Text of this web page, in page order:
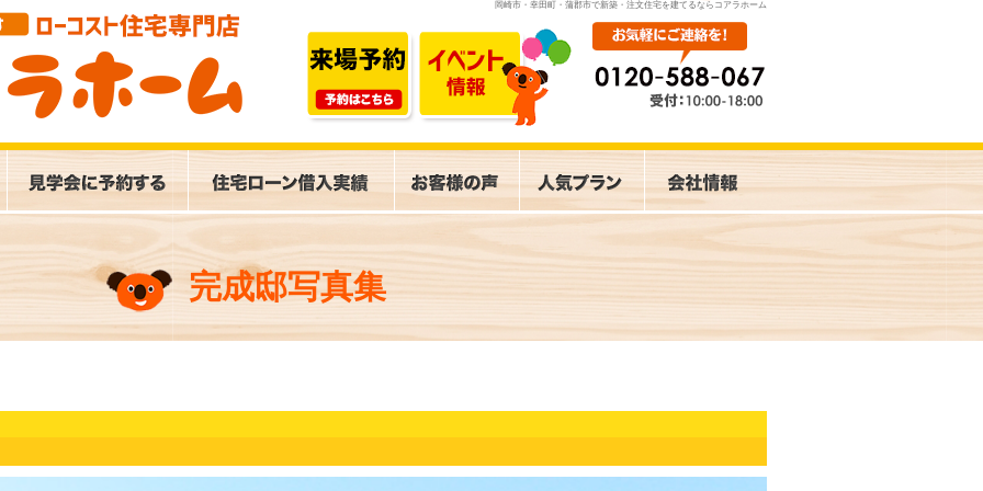
岡崎市・幸田町・蒲郡市で新築・注文住宅を建てるならコアラホーム
完成邸写真集